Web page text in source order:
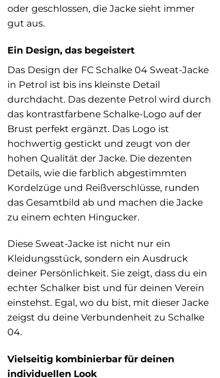
oder geschlossen, die Jacke sieht immer
gut aus.
Ein Design, das begeistert
Das Design der FC Schalke 04 Sweat-Jacke
in Petrol ist bis ins kleinste Detail
durchdacht. Das dezente Petrol wird durch
das kontrastfarbene Schalke-Logo auf der
Brust perfekt ergänzt. Das Logo ist
hochwertig gestickt und zeugt von der
hohen Qualität der Jacke. Die dezenten
Details, wie die farblich abgestimmten
Kordelzüge und Reißverschlüsse, runden
das Gesamtbild ab und machen die Jacke
zu einem echten Hingucker.
Diese Sweat-Jacke ist nicht nur ein
Kleidungsstück, sondern ein Ausdruck
deiner Persönlichkeit. Sie zeigt, dass du ein
echter Schalker bist und für deinen Verein
einstehst. Egal, wo du bist, mit dieser Jacke
zeigst du deine Verbundenheit zu Schalke
04.
Vielseitig kombinierbar für deinen
individuellen Look